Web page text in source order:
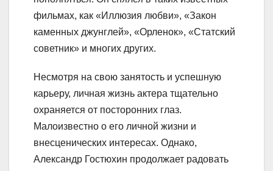
фильмах, как «Иллюзия любви», «Закон
каменных джунглей», «Орленок», «Статский
советник» и многих других.
Несмотря на свою занятость и успешную
карьеру, личная жизнь актера тщательно
охраняется от посторонних глаз.
Малоизвестно о его личной жизни и
внесценических интересах. Однако,
Александр Гостюхин продолжает радовать